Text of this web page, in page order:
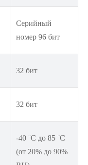
Серийный
номер 96 бит
32 бит
32 бит
-40 ˚C до 85 ˚C
(от 20% до 90%